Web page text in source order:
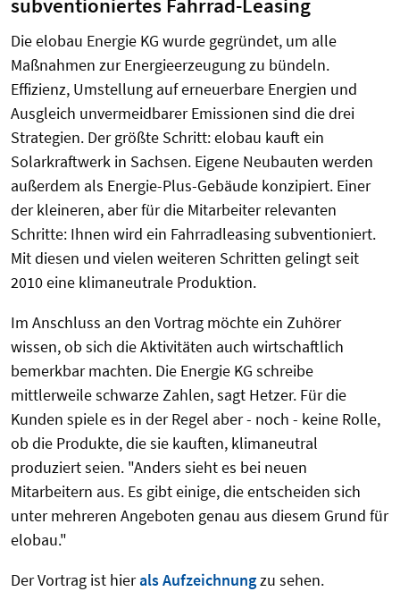
Die elobau Energie KG wurde gegründet, um alle
Maßnahmen zur Energieerzeugung zu bündeln.
Effizienz, Umstellung auf erneuerbare Energien und
Ausgleich unvermeidbarer Emissionen sind die drei
Strategien. Der größte Schritt: elobau kauft ein
Solarkraftwerk in Sachsen. Eigene Neubauten werden
außerdem als Energie-Plus-Gebäude konzipiert. Einer
der kleineren, aber für die Mitarbeiter relevanten
Schritte: Ihnen wird ein Fahrradleasing subventioniert.
Mit diesen und vielen weiteren Schritten gelingt seit
2010 eine klimaneutrale Produktion.
Im Anschluss an den Vortrag möchte ein Zuhörer
wissen, ob sich die Aktivitäten auch wirtschaftlich
bemerkbar machten. Die Energie KG schreibe
mittlerweile schwarze Zahlen, sagt Hetzer. Für die
Kunden spiele es in der Regel aber - noch - keine Rolle,
ob die Produkte, die sie kauften, klimaneutral
produziert seien. "Anders sieht es bei neuen
Mitarbeitern aus. Es gibt einige, die entscheiden sich
unter mehreren Angeboten genau aus diesem Grund für
elobau."
Der Vortrag ist hierals Aufzeichnungzu sehen.